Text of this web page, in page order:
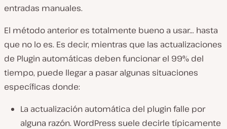
entradas manuales.
El método anterior es totalmente bueno a usar… hasta
que no lo es. Es decir, mientras que las actualizaciones
de Plugin automáticas deben funcionar el 99% del
tiempo, puede llegar a pasar algunas situaciones
específicas donde:
La actualización automática del plugin falle por
alguna razón. WordPress suele decirle típicamente